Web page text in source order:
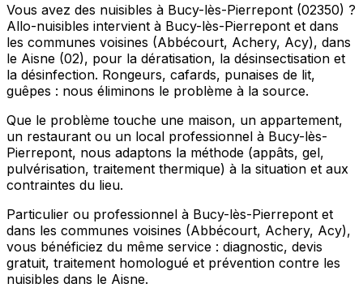
Vous avez des nuisibles à Bucy-lès-Pierrepont (02350) ?
Allo-nuisibles intervient à Bucy-lès-Pierrepont et dans
les communes voisines (Abbécourt, Achery, Acy), dans
le Aisne (02), pour la dératisation, la désinsectisation et
la désinfection. Rongeurs, cafards, punaises de lit,
guêpes : nous éliminons le problème à la source.
Que le problème touche une maison, un appartement,
un restaurant ou un local professionnel à Bucy-lès-
Pierrepont, nous adaptons la méthode (appâts, gel,
pulvérisation, traitement thermique) à la situation et aux
contraintes du lieu.
Particulier ou professionnel à Bucy-lès-Pierrepont et
dans les communes voisines (Abbécourt, Achery, Acy),
vous bénéficiez du même service : diagnostic, devis
gratuit, traitement homologué et prévention contre les
nuisibles dans le Aisne.